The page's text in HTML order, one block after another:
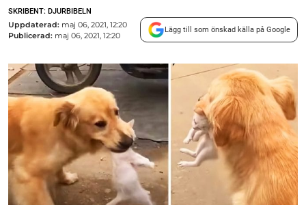
SKRIBENT: DJURBIBELN
Uppdaterad: maj 06, 2021, 12:20
Publicerad: maj 06, 2021, 12:20
Lägg till som önskad källa på Google